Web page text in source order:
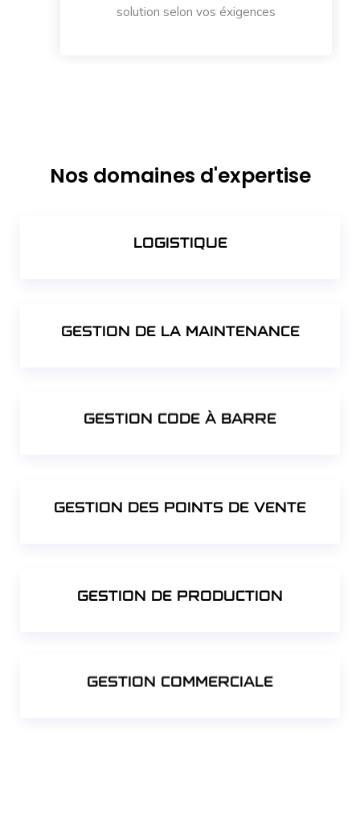
solution selon vos éxigences
Nos domaines d'expertise
LOGISTIQUE
GESTION DE LA MAINTENANCE
GESTION CODE À BARRE
GESTION DES POINTS DE VENTE
GESTION DE PRODUCTION
GESTION COMMERCIALE